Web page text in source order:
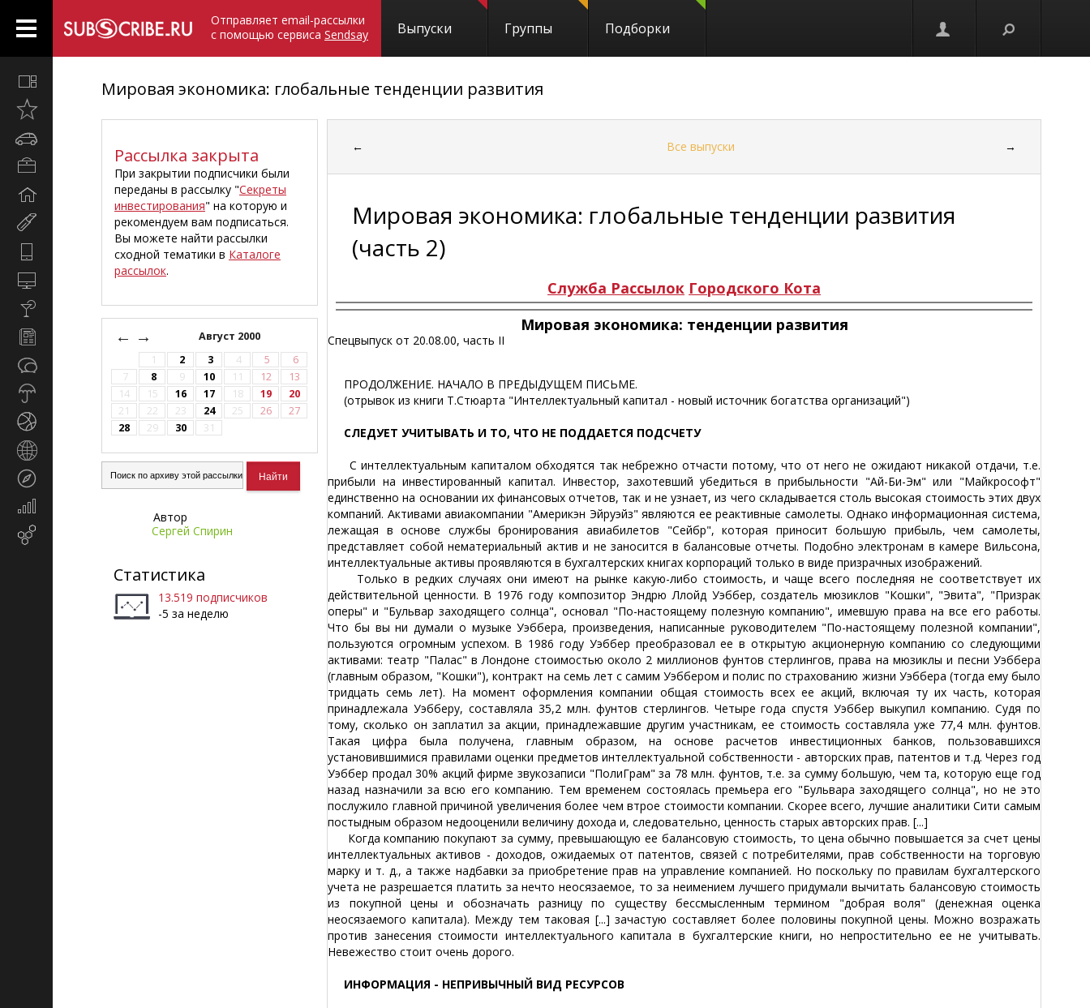
Отправляет email-рассылки
с помощью сервиса Sendsay Выпуски Группы Подборки
недавно
Компьютеры
Культура,
Страны
Мировая экономика: глобальные тенденции развития
Рассылка закрыта
При закрытии подписчики были
переданы в рассылку "Секреты
инвестирования" на которую и
рекомендуем вам подписаться.
Вы можете найти рассылки
сходной тематики в Каталоге
рассылок.
← Август 2000
→
1 2 3 4 5
6
7
8 9 10 11 12
13
14
15 16 17 18 19
20
21
22 23 24 25 26
27
28
29 30 31
Автор
Сергей Спирин
Статистика
13.519 подписчиков
-5 за неделю
← Все выпуски →
Мировая экономика: глобальные тенденции развития
(часть 2)
Служба Рассылок Городского Кота
Мировая экономика: тенденции развития
Спецвыпуск от 20.08.00, часть II
ПРОДОЛЖЕНИЕ. НАЧАЛО В ПРЕДЫДУЩЕМ ПИСЬМЕ.
(отрывок из книги Т.Стюарта "Интеллектуальный капитал - новый источник богатства организаций")
СЛЕДУЕТ УЧИТЫВАТЬ И ТО, ЧТО НЕ ПОДДАЕТСЯ ПОДСЧЕТУ
С интеллектуальным капиталом обходятся так небрежно отчасти потому, что от него не ожидают никакой отдачи, т.е.
прибыли на инвестированный капитал. Инвестор, захотевший убедиться в прибыльности "Ай-Би-Эм" или "Майкрософт"
единственно на основании их финансовых отчетов, так и не узнает, из чего складывается столь высокая стоимость этих двух
компаний. Активами авиакомпании "Америкэн Эйруэйз" являются ее реактивные самолеты. Однако информационная система,
лежащая в основе службы бронирования авиабилетов "Сейбр", которая приносит большую прибыль, чем самолеты,
представляет собой нематериальный актив и не заносится в балансовые отчеты. Подобно электронам в камере Вильсона,
интеллектуальные активы проявляются в бухгалтерских книгах корпораций только в виде призрачных изображений.
Только в редких случаях они имеют на рынке какую-либо стоимость, и чаще всего последняя не соответствует их
действительной ценности. В 1976 году композитор Эндрю Ллойд Уэббер, создатель мюзиклов "Кошки", "Эвита", "Призрак
оперы" и "Бульвар заходящего солнца", основал "По-настоящему полезную компанию", имевшую права на все его работы.
Что бы вы ни думали о музыке Уэббера, произведения, написанные руководителем "По-настоящему полезной компании",
пользуются огромным успехом. В 1986 году Уэббер преобразовал ее в открытую акционерную компанию со следующими
активами: театр "Палас" в Лондоне стоимостью около 2 миллионов фунтов стерлингов, права на мюзиклы и песни Уэббера
(главным образом, "Кошки"), контракт на семь лет с самим Уэббером и полис по страхованию жизни Уэббера (тогда ему было
тридцать семь лет). На момент оформления компании общая стоимость всех ее акций, включая ту их часть, которая
принадлежала Уэбберу, составляла 35,2 млн. фунтов стерлингов. Четыре года спустя Уэббер выкупил компанию. Судя по
тому, сколько он заплатил за акции, принадлежавшие другим участникам, ее стоимость составляла уже 77,4 млн. фунтов.
Такая цифра была получена, главным образом, на основе расчетов инвестиционных банков, пользовавшихся
установившимися правилами оценки предметов интеллектуальной собственности - авторских прав, патентов и т.д. Через год
Уэббер продал 30% акций фирме звукозаписи "ПолиГрам" за 78 млн. фунтов, т.е. за сумму большую, чем та, которую еще год
назад назначили за всю его компанию. Тем временем состоялась премьера его "Бульвара заходящего солнца", но не это
послужило главной причиной увеличения более чем втрое стоимости компании. Скорее всего, лучшие аналитики Сити самым
постыдным образом недооценили величину дохода и, следовательно, ценность старых авторских прав. [...]
Когда компанию покупают за сумму, превышающую ее балансовую стоимость, то цена обычно повышается за счет цены
интеллектуальных активов - доходов, ожидаемых от патентов, связей с потребителями, прав собственности на торговую
марку и т. д., а также надбавки за приобретение прав на управление компанией. Но поскольку по правилам бухгалтерского
учета не разрешается платить за нечто неосязаемое, то за неимением лучшего придумали вычитать балансовую стоимость
из покупной цены и обозначать разницу по существу бессмысленным термином "добрая воля" (денежная оценка
неосязаемого капитала). Между тем таковая [...] зачастую составляет более половины покупной цены. Можно возражать
против занесения стоимости интеллектуального капитала в бухгалтерские книги, но непростительно ее не учитывать.
Невежество стоит очень дорого.
ИНФОРМАЦИЯ - НЕПРИВЫЧНЫЙ ВИД РЕСУРСОВ